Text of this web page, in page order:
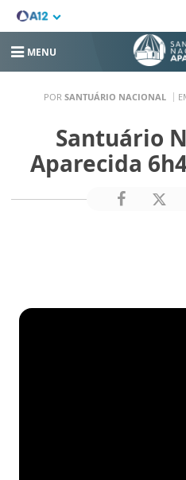
MENU
POR SANTUÁRIO NACIONAL
Santuário
Aparecida